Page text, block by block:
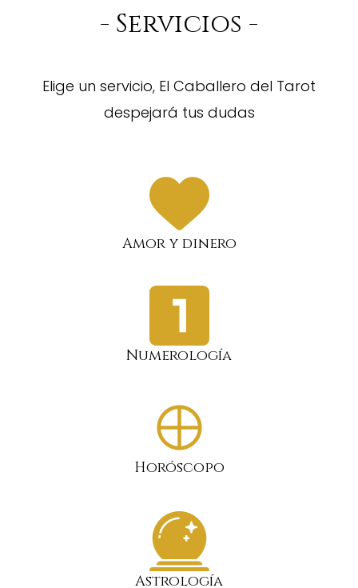
- Servicios -
Elige un servicio, El Caballero del Tarot
despejará tus dudas
Amor y dinero
Numerología
Horóscopo
Astrología